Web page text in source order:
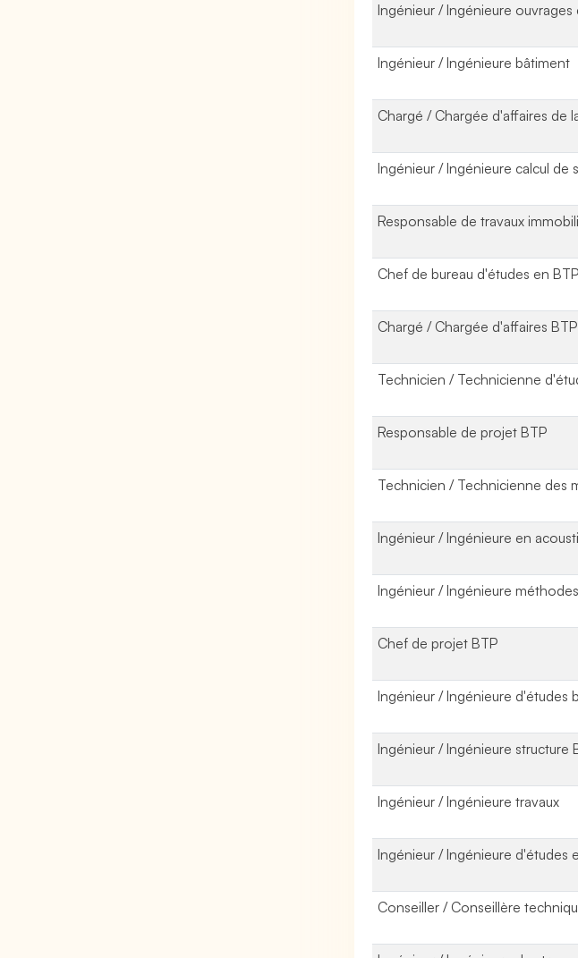
Ingénieur / Ingénieure ouvrages
Ingénieur / Ingénieure bâtiment
Chargé / Chargée d'affaires de
Ingénieur / Ingénieure calcul de
Responsable de travaux
Chef de bureau d'études en BTP
Chargé / Chargée d'affaires BTP
Technicien / Technicienne
Responsable de projet BTP
Technicien / Technicienne des
Ingénieur / Ingénieure en
Ingénieur / Ingénieure
Chef de projet BTP
Ingénieur / Ingénieure d'études
Ingénieur / Ingénieure structure
Ingénieur / Ingénieure travaux
Ingénieur / Ingénieure d'études
Conseiller / Conseillère